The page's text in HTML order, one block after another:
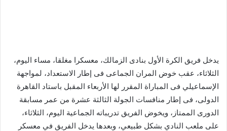
يدخل فريق الكرة الأول بنادى الزمالك، معسكرا مغلقا، مساء اليوم،
الثلاثاء، عقب خوض المران الجماعى فى إطار الاستعداد، لمواجهة
الإسماعيلي فى المباراة المقرر لها الأربعاء المقبل باستاد القاهرة
الدولى، فى إطار منافسات الجولة الثالثة عشرة من عمر مسابقة
الدورى الممتاز، ويخوض الفريق تدريباته الجماعية اليوم، الثلاثاء،
على ملعب النادي بشكل طبيعي، وبعدها يدخل الفريق في معسكر